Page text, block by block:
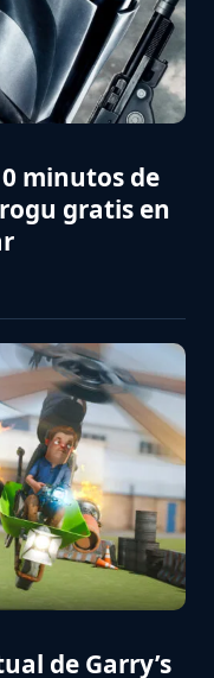
minutos de
gratis en
de Garry’s